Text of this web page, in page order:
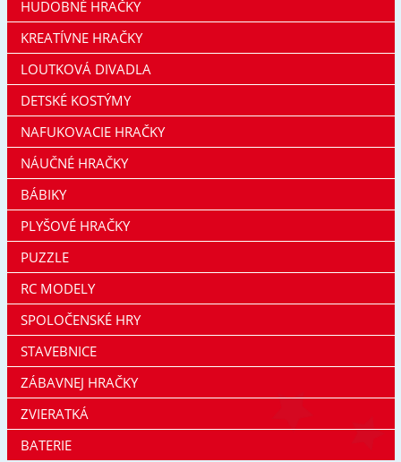
HUDOBNÉ HRAČKY
KREATÍVNE HRAČKY
LOUTKOVÁ DIVADLA
DETSKÉ KOSTÝMY
NAFUKOVACIE HRAČKY
NÁUČNÉ HRAČKY
BÁBIKY
PLYŠOVÉ HRAČKY
PUZZLE
RC MODELY
SPOLOČENSKÉ HRY
STAVEBNICE
ZÁBAVNEJ HRAČKY
ZVIERATKÁ
BATERIE